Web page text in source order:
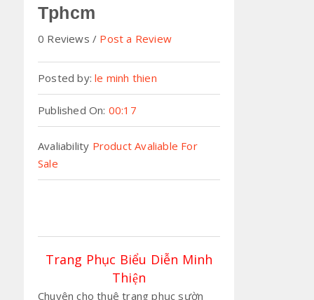
Tphcm
0 Reviews Post a Review
Posted by:le minh thien
Published On: 00:17
Avaliability Product Avaliable For
Sale
Trang Phục Biểu Diễn Minh
Thiện
Chuyên cho thuê trang phục sườn